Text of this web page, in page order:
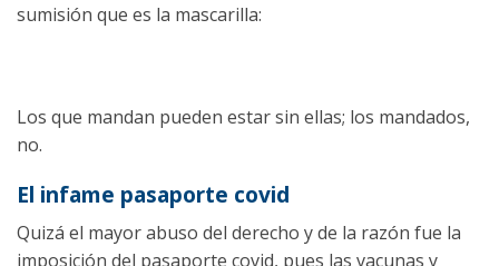
sumisión que es la mascarilla:
Los que mandan pueden estar sin ellas; los mandados,
no.
El infame pasaporte covid
Quizá el mayor abuso del derecho y de la razón fue la
imposición del pasaporte covid, pues las vacunas y